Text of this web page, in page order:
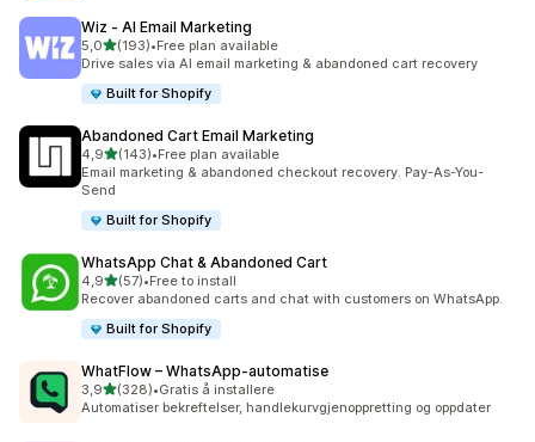
Wiz ‑ AI Email Marketing
5,0av 5 stjerner
(193)
Totalt 193 omtaler
•Free plan available
Drive sales via AI email marketing & abandoned cart recovery
Built for Shopify
Abandoned Cart Email Marketing
4,9av 5 stjerner
(143)
Totalt 143 omtaler
•Free plan available
Email marketing & abandoned checkout recovery. Pay-As-You-
Send
Built for Shopify
WhatsApp Chat & Abandoned Cart
4,9av 5 stjerner
(57)
Totalt 57 omtaler
•Free to install
Recover abandoned carts and chat with customers on WhatsApp.
Built for Shopify
WhatFlow – WhatsApp‑automatise
3,9av 5 stjerner
(328)
Totalt 328 omtaler
•Gratis å installere
Automatiser bekreftelser, handlekurvgjenoppretting og oppdater